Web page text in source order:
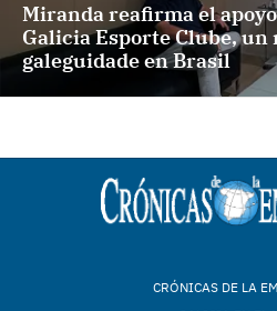
Miranda reafirma el
Galicia Esporte Clube,
galeguidade en Brasil
CRÓNICAS DE LA